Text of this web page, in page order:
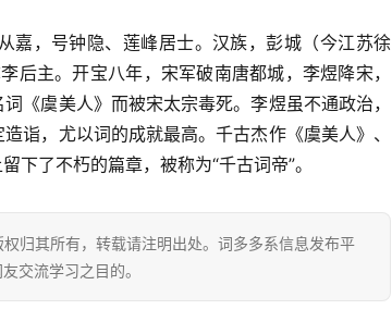
嘉，号钟隐、莲峰居士。汉族，彭城（今江苏徐
主。开宝八年，宋军破南唐都城，李煜降宋，
《虞美人》而被宋太宗毒死。李煜虽不通政治，
诣，尤以词的成就最高。千古杰作《虞美人》、
下了不朽的篇章，被称为“千古词帝”。
归其所有，转载请注明出处。词多多系信息发布平
交流学习之目的。